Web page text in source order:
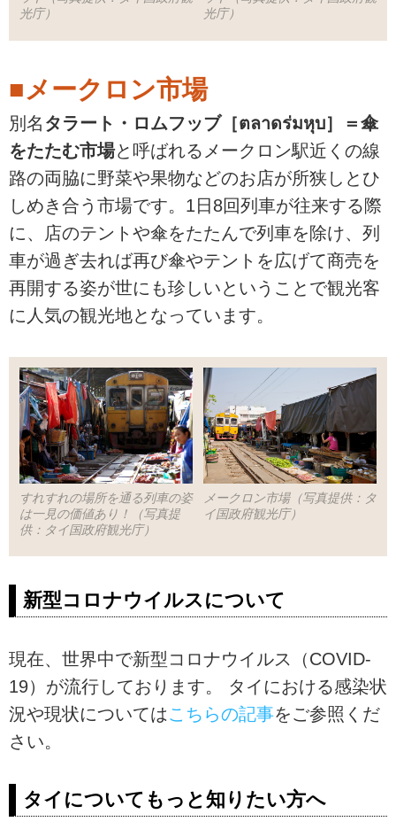
光庁）
光庁）
■メークロン市場
別名 タラート・ロムフッブ［ตลาดร่มหุบ］＝傘
をたたむ市場と呼ばれるメークロン駅近くの線
路の両脇に野菜や果物などのお店が所狭しとひ
しめき合う市場です。1日8回列車が往来する際
に、店のテントや傘をたたんで列車を除け、列
車が過ぎ去れば再び傘やテントを広げて商売を
再開する姿が世にも珍しいということで観光客
に人気の観光地となっています。
すれすれの場所を通る列車の姿
は一見の価値あり！（写真提
供：タイ国政府観光庁）
メークロン市場（写真提供：タ
イ国政府観光庁）
新型コロナウイルスについて
現在、世界中で新型コロナウイルス（COVID-
19）が流行しております。 タイにおける感染状
況や現状についてはこちらの記事をご参照くだ
さい。
タイについてもっと知りたい方へ